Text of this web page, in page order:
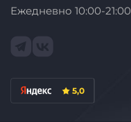
Ежедневно 10:00-21:00
5,0